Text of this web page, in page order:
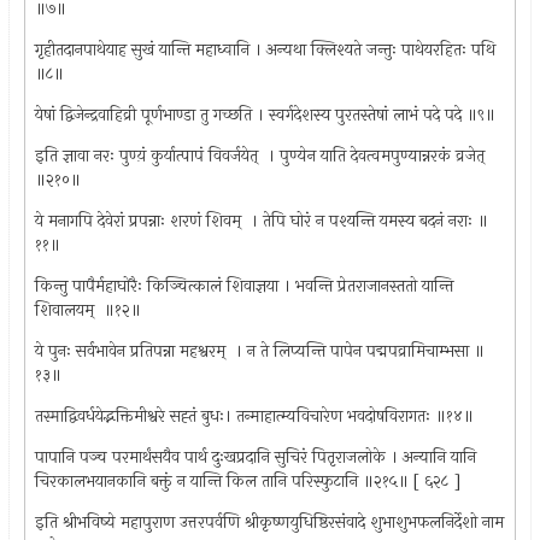
॥७॥
गृहीतदानपाथेयाह सुखं यान्ति महाध्वानि । अन्यथा क्लिश्यते जन्तुः पाथेयरहितः पथि
॥८॥
येषां द्विजेन्द्रवाहिव्री पूर्णभाण्डा तु गच्छति । स्वर्गदेशस्य पुरतस्तेषां लाभं पदे पदे ॥९॥
इति ज्ञावा नरः पुण्य़ं कुर्यात्पापं विवर्जयेत् ‍ । पुण्येन याति देवत्वमपुण्यान्नरकं व्रजेत् ‍
॥२१०॥
ये मनागपि देवेरां प्रपन्नाः शरणं शिवम् ‍ । तेपि घोरं न पश्यन्ति यमस्य बदनं नराः ॥
११॥
किन्तु पापैर्महाघोरैः किञ्चित्कालं शिवाज्ञया । भवन्ति प्रेतराजानस्ततो यान्ति
शिवालयम् ‍ ॥१२॥
ये पुनः सर्वभावेन प्रतिपन्ना महश्वरम् ‍ । न ते लिप्यन्ति पापेन पद्मपव्रामिचाम्भसा ॥
१३॥
तस्माद्विवर्धयेद्भक्तिमीश्वरे सह्तं बुधः। तन्माहात्म्यविचारेण भवदोषविरागतः ॥१४॥
पापानि पञ्च परमार्थंसयैव पार्थ दुःखप्रदानि सुचिरं पितृराजलोके । अन्यानि यानि
चिरकालभयानकानि बक्तुं न यान्ति किल तानि परिस्फुटानि ॥२१५॥ [ ६२८ ]
इति श्रीभविष्ये महापुराण उत्तरपर्वणि श्रीकृष्णयुधिष्ठिरसंवादे शुभाशुभफलनिर्देशो नाम